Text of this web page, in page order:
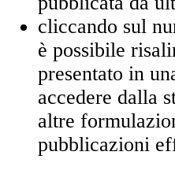
cliccando sul
è possibile
presentato in
accedere dalla
altre
pubblicazioni